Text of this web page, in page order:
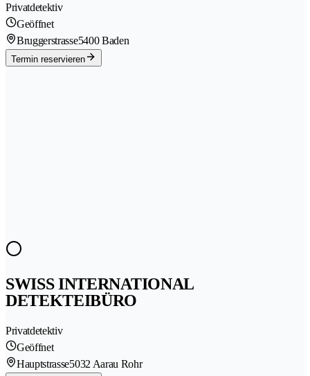
Privatdetektiv
Geöffnet
Bruggerstrasse5400 Baden
Termin reservieren
SWISS INTERNATIONAL
DETEKTEIBÜRO
Privatdetektiv
Geöffnet
Hauptstrasse5032 Aarau Rohr